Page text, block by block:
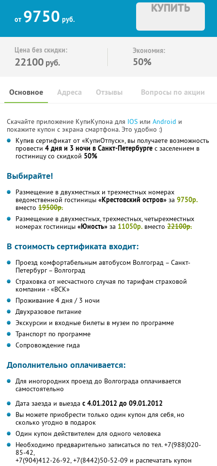
от 9750 руб.
КУПИТЬ
Цена без скидки:
22100 руб.
Экономия:
50%
Основное Отзывы Вопросы по акции
Адреса
Скачайте приложение КупиКупона для IOS или Android и
покажите купон с экрана смартфона. Это удобно :)
Купив сертификат от «КупиОтпуск», вы получаете возможность
провести 4 дня и 3 ночи в Санкт-Петербурге с заселением в
гостиницу со скидкой 50%
Выбирайте!
Размещение в двухместных и трехместных номерах
ведомственной гостиницы «Крестовский остров» за 9750р.
вместо 19500р.
Размещение в двухместных, трехместных, четырехместных
номерах гостиницы «Юность» за 11050р. вместо 22100р.
В стоимость сертификата входит:
Проезд комфортабельным автобусом Волгоград – Санкт-
Петербург – Волгоград
Страховка от несчастного случая по тарифам страховой
компании - «ВСК»
Проживание 4 дня / 3 ночи
Двухразовое питание
Экскурсии и входные билеты в музеи по программе
Транспорт по программе
Сопровождение гида
Дополнительно оплачивается:
Для иногородних проезд до Волгограда оплачивается
самостоятельно
Дата заезда и выезда с 4.01.2012 до 09.01.2012
Вы можете приобрести только один купон для себя, но
сколько угодно в подарок
Один купон действителен для одного человека
Необходимо предварительно записаться по тел. +7(988)020-
85-42,
+7(904)412-26-92, +7(8442)50-52-09 и распечатать купон